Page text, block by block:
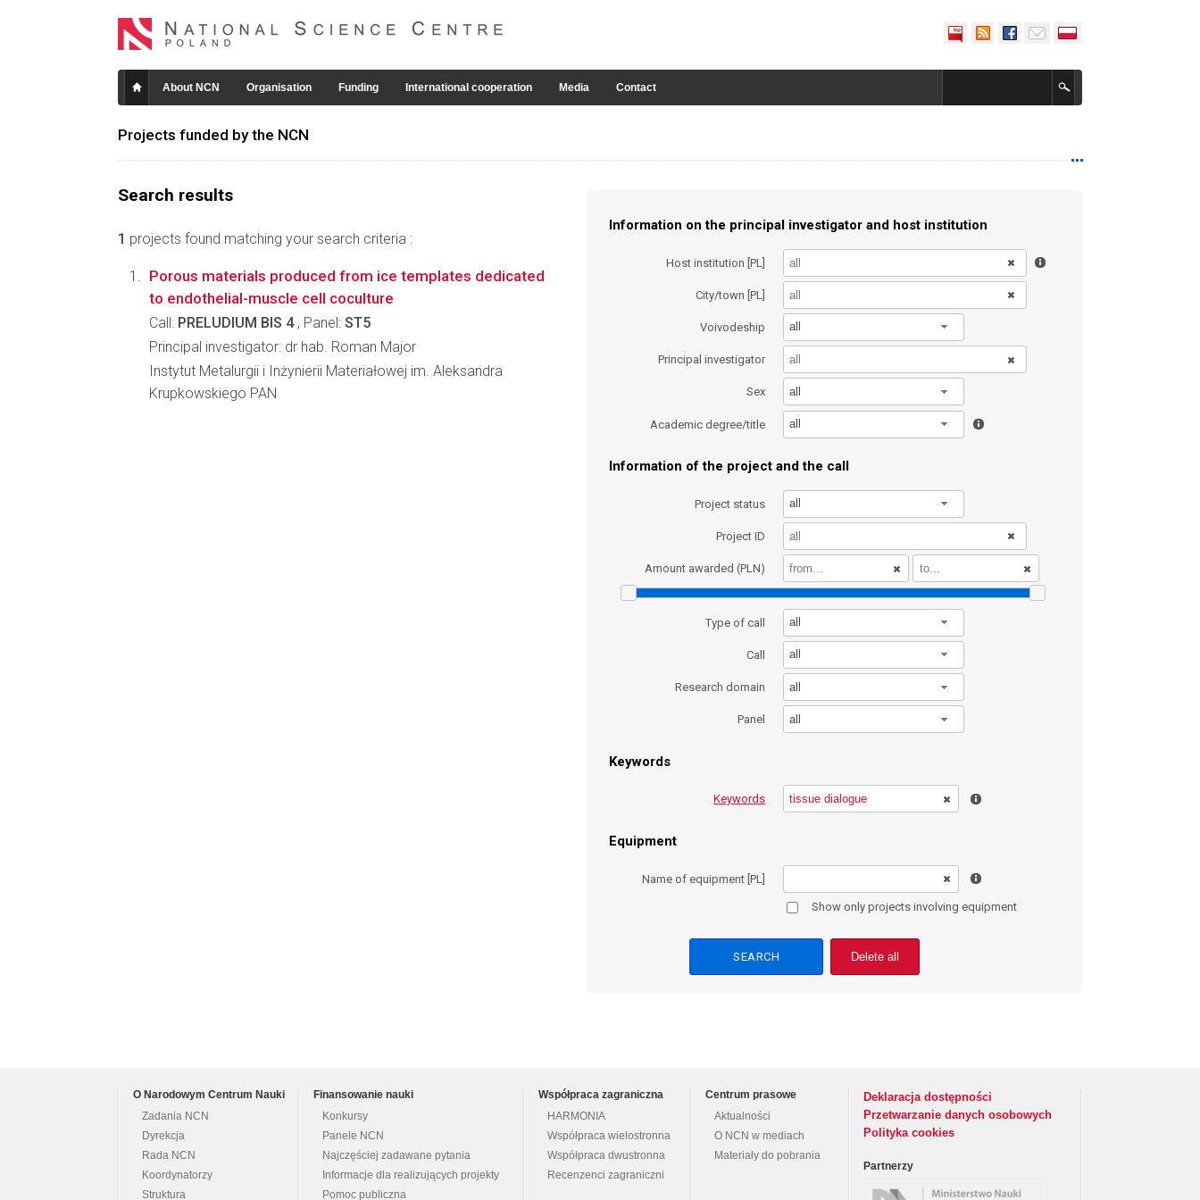
About NCN Organisation Funding International cooperation Media Contact
Projects funded by the NCN
Search results
1 projects found matching your search criteria :
Information on the principal investigator and host institution
Host institution [PL]
City/town [PL]
Voivodeship all
Principal investigator
Sex all
Academic degree/title all
Information of the project and the call
Project status all
Project ID
Amount awarded (PLN)
Type of call all
Call all
Research domain all
Panel all
Keywords
Keywords
Equipment
Name of equipment [PL]
Show only projects involving equipment
Delete all
Porous materials produced from ice templates dedicated
to endothelial-muscle cell coculture
Call: PRELUDIUM BIS 4, Panel: ST5
Principal investigator: dr hab. Roman Major
Instytut Metalurgii i Inżynierii Materiałowej im. Aleksandra
Krupkowskiego PAN
O Narodowym Centrum Nauki
Zadania NCN
Dyrekcja
Rada NCN
Koordynatorzy
Struktura
Finansowanie nauki
Konkursy
Panele NCN
Najczęściej zadawane pytania
Informacje dla realizujących projekty
Pomoc publiczna
Współpraca zagraniczna
HARMONIA
Współpraca wielostronna
Współpraca dwustronna
Recenzenci zagraniczni
Centrum prasowe
Aktualności
O NCN w mediach
Materiały do pobrania
Deklaracja dostępności
Przetwarzanie danych osobowych
Polityka cookies
Partnerzy